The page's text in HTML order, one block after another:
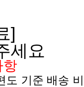
]
세요
항
도 기준 배송 비